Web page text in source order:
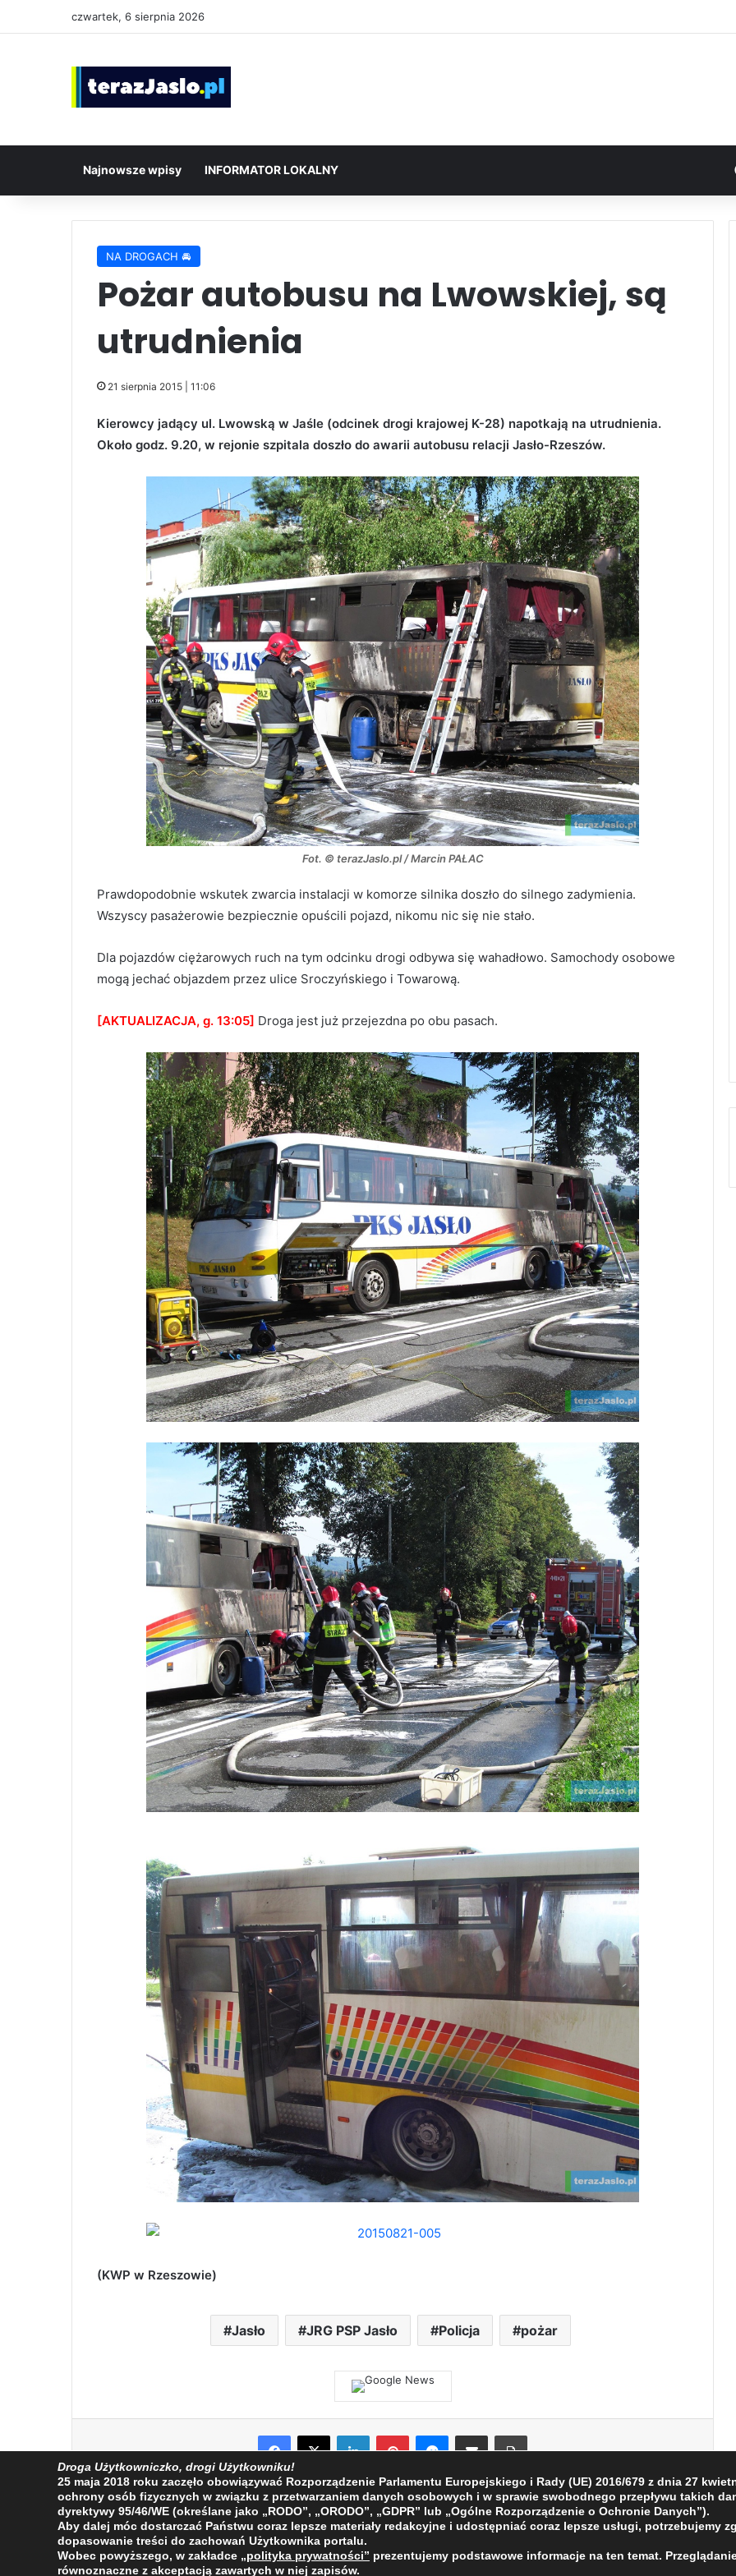
czwartek, 6 sierpnia 2026
Najnowsze wpisy INFORMATOR LOKALNY
NA DROGACH 🚘
Pożar autobusu na Lwowskiej, są
utrudnienia
21 sierpnia 2015 | 11:06
Kierowcy jadący ul. Lwowską w Jaśle (odcinek drogi krajowej K-28) napotkają na utrudnienia.
Około godz. 9.20, w rejonie szpitala doszło do awarii autobusu relacji Jasło-Rzeszów.
Fot. © terazJaslo.pl / Marcin PAŁAC
Prawdopodobnie wskutek zwarcia instalacji w komorze silnika doszło do silnego zadymienia.
Wszyscy pasażerowie bezpiecznie opuścili pojazd, nikomu nic się nie stało.
Dla pojazdów ciężarowych ruch na tym odcinku drogi odbywa się wahadłowo. Samochody osobowe
mogą jechać objazdem przez ulice Sroczyńskiego i Towarową.
[AKTUALIZACJA, g. 13:05] Droga jest już przejezdna po obu pasach.
(KWP w Rzeszowie)
Jasło JRG PSP Jasło Policja pożar
Facebook
X LinkedInPinterestMessenger
Share via Email Print
2009 - 2026 © Wszelkie prawa zastrzeżone
Droga Użytkowniczko, drogi Użytkowniku!
25 maja 2018 roku zaczęło obowiązywać Rozporządzenie Parlamentu Europejskiego i Rady (UE) 2016/679 z dnia 27
ochrony osób fizycznych w związku z przetwarzaniem danych osobowych i w sprawie swobodnego przepływu takich
dyrektywy 95/46/WE (określane jako „RODO”, „ORODO”, „GDPR” lub „Ogólne Rozporządzenie o Ochronie Danych”).
Aby dalej móc dostarczać Państwu coraz lepsze materiały redakcyjne i udostępniać coraz lepsze usługi, potrzebujemy
dopasowanie treści do zachowań Użytkownika portalu.
Wobec powyższego, w zakładce „polityka prywatności” prezentujemy podstawowe informacje na ten temat.
równoznaczne z akceptacją zawartych w niej zapisów.